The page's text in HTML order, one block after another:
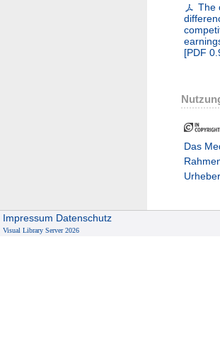
The
[PDF
Das
Impressum Datenschutz
Visual Library Server 2026